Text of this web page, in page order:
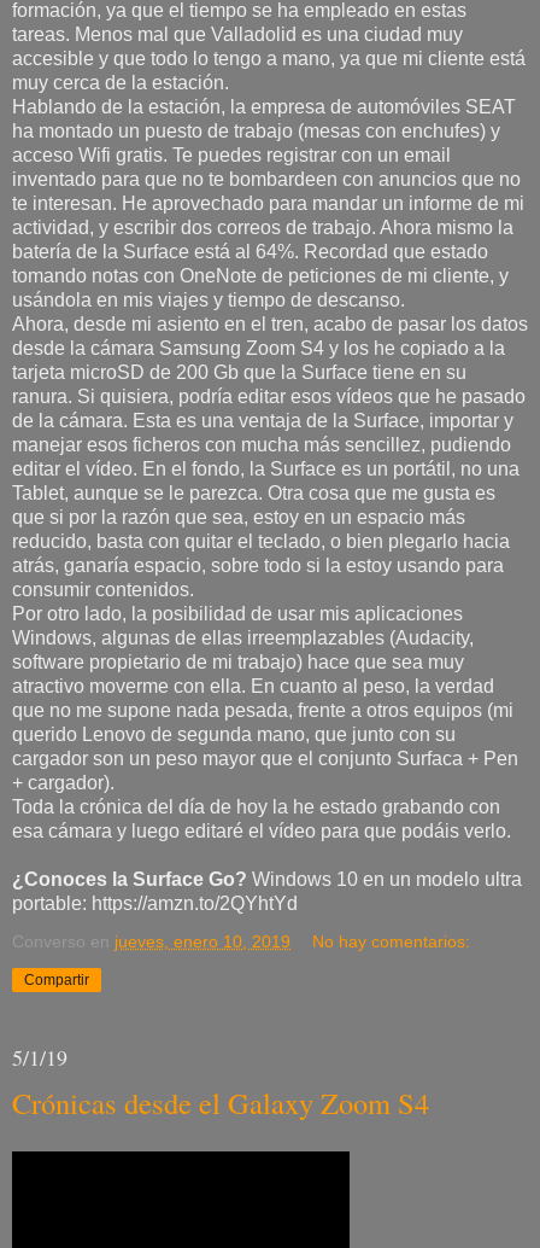
formación, ya que el tiempo se ha empleado en estas
tareas. Menos mal que Valladolid es una ciudad muy
accesible y que todo lo tengo a mano, ya que mi cliente está
muy cerca de la estación.
Hablando de la estación, la empresa de automóviles SEAT
ha montado un puesto de trabajo (mesas con enchufes) y
acceso Wifi gratis. Te puedes registrar con un email
inventado para que no te bombardeen con anuncios que no
te interesan. He aprovechado para mandar un informe de mi
actividad, y escribir dos correos de trabajo. Ahora mismo la
batería de la Surface está al 64%. Recordad que estado
tomando notas con OneNote de peticiones de mi cliente, y
usándola en mis viajes y tiempo de descanso.
Ahora, desde mi asiento en el tren, acabo de pasar los datos
desde la cámara Samsung Zoom S4 y los he copiado a la
tarjeta microSD de 200 Gb que la Surface tiene en su
ranura. Si quisiera, podría editar esos vídeos que he pasado
de la cámara. Esta es una ventaja de la Surface, importar y
manejar esos ficheros con mucha más sencillez, pudiendo
editar el vídeo. En el fondo, la Surface es un portátil, no una
Tablet, aunque se le parezca. Otra cosa que me gusta es
que si por la razón que sea, estoy en un espacio más
reducido, basta con quitar el teclado, o bien plegarlo hacia
atrás, ganaría espacio, sobre todo si la estoy usando para
consumir contenidos.
Por otro lado, la posibilidad de usar mis aplicaciones
Windows, algunas de ellas irreemplazables (Audacity,
software propietario de mi trabajo) hace que sea muy
atractivo moverme con ella. En cuanto al peso, la verdad
que no me supone nada pesada, frente a otros equipos (mi
querido Lenovo de segunda mano, que junto con su
cargador son un peso mayor que el conjunto Surfaca + Pen
+ cargador).
Toda la crónica del día de hoy la he estado grabando con
esa cámara y luego editaré el vídeo para que podáis verlo.
¿Conoces la Surface Go? Windows 10 en un modelo ultra
portable: https://amzn.to/2QYhtYd
Converso en jueves, enero 10, 2019 No hay comentarios:
Compartir
5/1/19
Crónicas desde el Galaxy Zoom S4